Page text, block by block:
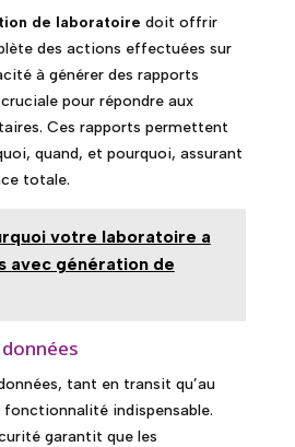
de laboratoire doit offrir
des actions effectuées sur
à générer des rapports
pour répondre aux
Ces rapports permettent
quand, et pourquoi, assurant
totale.
votre laboratoire a
avec génération de
tant en transit qu’au
indispensable.
garantit que les